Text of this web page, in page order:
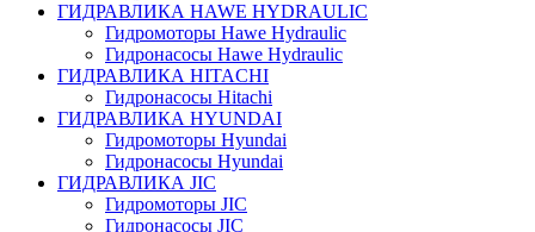
ГИДРАВЛИКА HAWE HYDRAULIC
Гидромоторы Hawe Hydraulic
Гидронасосы Hawe Hydraulic
ГИДРАВЛИКА HITACHI
Гидронасосы Hitachi
ГИДРАВЛИКА HYUNDAI
Гидромоторы Hyundai
Гидронасосы Hyundai
ГИДРАВЛИКА JIC
Гидромоторы JIC
Гидронасосы JIC